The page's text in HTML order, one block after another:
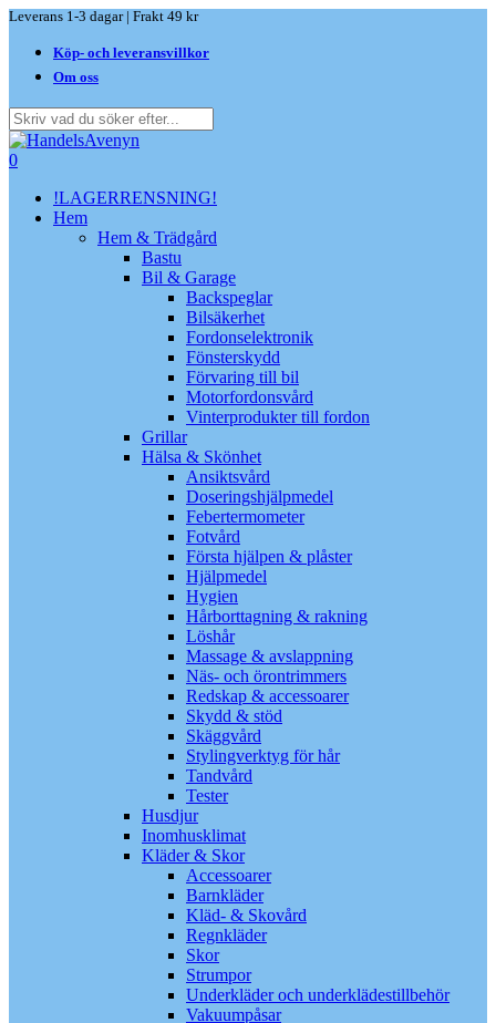
Skip
main
content
Leverans 1-3 dagar | Frakt 49 kr
Köp- och leveransvillkor
Om oss
Close
Search
search
0
!LAGERRENSNING!
Hem
Hem & Trädgård
Bastu
Bil & Garage
Backspeglar
Bilsäkerhet
Fordonselektronik
Fönsterskydd
Förvaring till bil
Motorfordonsvård
Vinterprodukter till fordon
Grillar
Hälsa & Skönhet
Ansiktsvård
Doseringshjälpmedel
Febertermometer
Fotvård
Första hjälpen & plåster
Hjälpmedel
Hygien
Hårborttagning & rakning
Löshår
Massage & avslappning
Näs- och örontrimmers
Redskap & accessoarer
Skydd & stöd
Skäggvård
Stylingverktyg för hår
Tandvård
Tester
Husdjur
Inomhusklimat
Kläder & Skor
Accessoarer
Barnkläder
Kläd- & Skovård
Regnkläder
Skor
Strumpor
Underkläder och underklädestillbehör
Vakuumpåsar